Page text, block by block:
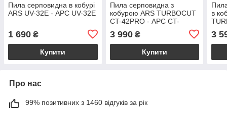
Пила серповидна в кобурі
ARS UV-32E - АРС UV-32Е
1 690 ₴
Купити
Пила серповидна з
кобурою ARS TURBOCUT
CT-42PRO - АРС CT-
3 990₴
Купити
в
3
Про нас
99% позитивних з 1460 відгуків за рік